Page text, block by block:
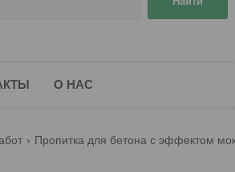
О НАС
Пропитка для бетона с эффектом